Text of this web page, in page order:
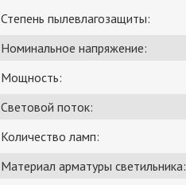
Степень пылевлагозащиты:
Номинальное напряжение:
Мощность:
Световой поток:
Количество ламп:
Материал арматуры светильника: